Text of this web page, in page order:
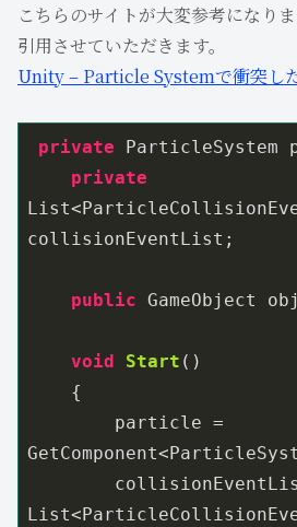
こちらのサイトが大変参考になり
引用させていただきます。
Unity – Particle Systemで衝突した
private ParticleSystem
private
collisionEventList;
public GameObject
void Start ( )